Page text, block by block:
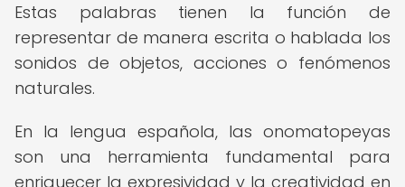
Estas palabras tienen la función de
representar de manera escrita o hablada los
sonidos de objetos, acciones o fenómenos
naturales.
En la lengua española, las onomatopeyas
son una herramienta fundamental para
enriquecer la expresividad y la creatividad en